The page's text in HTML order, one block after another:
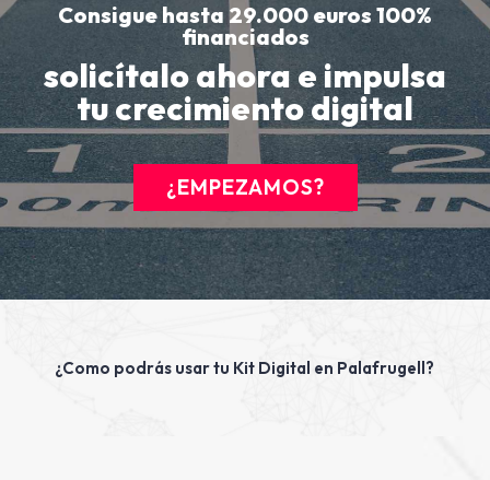
Consigue hasta 29.000 euros 100%
financiados
solicítalo ahora e impulsa
tu crecimiento digital
¿EMPEZAMOS?
¿Como podrás usar tu Kit Digital en Palafrugell?